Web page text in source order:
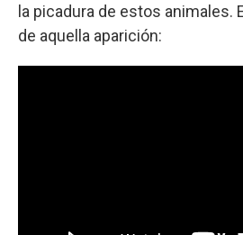
la picadura de estos animales.
de aquella aparición: